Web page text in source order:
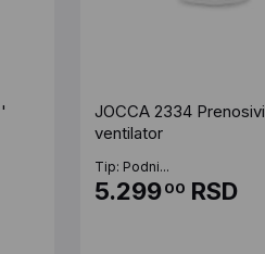
JOCCA 2334 Prenosivi
ventilator
Tip: Podni...
5.29900 RSD